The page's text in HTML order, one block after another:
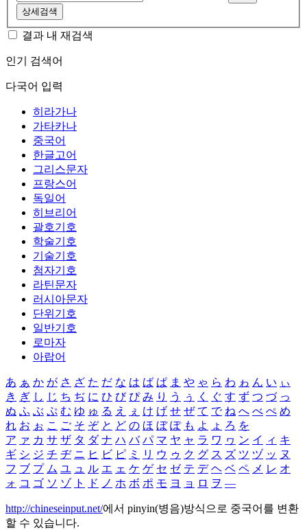
상세검색
결과 내 재검색
인기 검색어
다국어 입력
히라가나
가타카나
중국어
한글고어
그리스문자
프랑스어
독일어
히브리어
괄호기호
학술기호
기술기호
첨자기호
라틴문자
러시아문자
단위기호
일반기호
로마자
아랍어
あ ぁ か が さ ざ た だ な は ば ぱ ま や ゃ ら わ ゎ ん い ぃ
き ぎ し じ ち ぢ に ひ び ぴ み り う ぅ く ぐ す ず つ づ っ
ぬ ふ ぶ ぷ む ゆ ゅ る え ぇ け げ せ ぜ て で ね へ べ ぺ め
れ お ぉ こ ご そ ぞ と ど の ほ ぼ ぽ も よ ょ ろ を
ア ァ カ サ ザ タ ダ ナ ハ バ パ マ ヤ ャ ラ ワ ヮ ン イ ィ キ
ギ シ ジ チ ヂ ニ ヒ ビ ピ ミ リ ウ ゥ ク グ ス ズ ツ ヅ ッ ヌ
フ ブ プ ム ユ ュ ル エ ェ ケ ゲ セ ゼ テ デ ヘ ベ ペ メ レ オ
ォ コ ゴ ソ ゾ ト ド ノ ホ ボ ポ モ ヨ ョ ロ ヲ ―
http://chineseinput.net/에서 pinyin(병음)방식으로 중국어를 변환
할 수 있습니다.